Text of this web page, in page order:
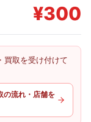
¥300
買取を受け付けて
の流れ・店舗を